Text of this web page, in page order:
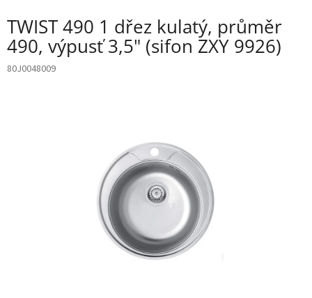
TWIST 490 1 dřez kulatý, průměr
490, výpusť 3,5" (sifon ZXY 9926)
80J0048009